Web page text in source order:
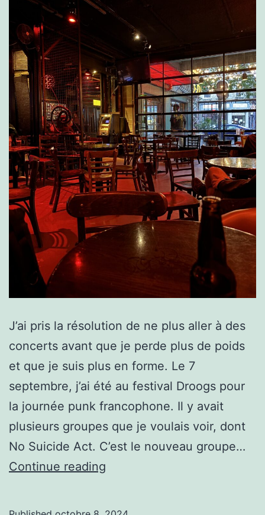
J’ai pris la résolution de ne plus aller à des
concerts avant que je perde plus de poids
et que je suis plus en forme. Le 7
septembre, j’ai été au festival Droogs pour
la journée punk francophone. Il y avait
plusieurs groupes que je voulais voir, dont
No Suicide Act. C’est le nouveau groupe…
Continue reading